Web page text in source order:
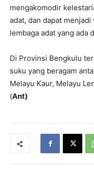
mengakomodir
adat, dan dapat
lembaga adat yang ada
Di Provinsi Bengkulu
suku yang beragam
Melayu Kaur, Melayu
(Ant)